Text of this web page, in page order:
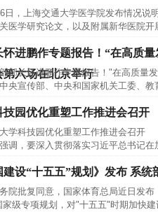
，上海交通大学医学院发布情况说
医学研究论文，以及附属新华医院
怀进鹏作专题报告！“在高质
第六场在北京举行
怀进鹏作专题报告！"在高质量发
宣传部、中央和国家机关工委、教
技园优化重塑工作推进会召开
科技园优化重塑工作推进会召开
调，要深入贯彻落实习近平总书记
建设“十五五”规划》发布 系
批复同意，国家体育总局近日发布
家级专项规划，对"十五五"时期加快